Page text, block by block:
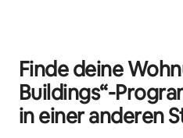
Finde deine
Buildings“-
in einer anderen